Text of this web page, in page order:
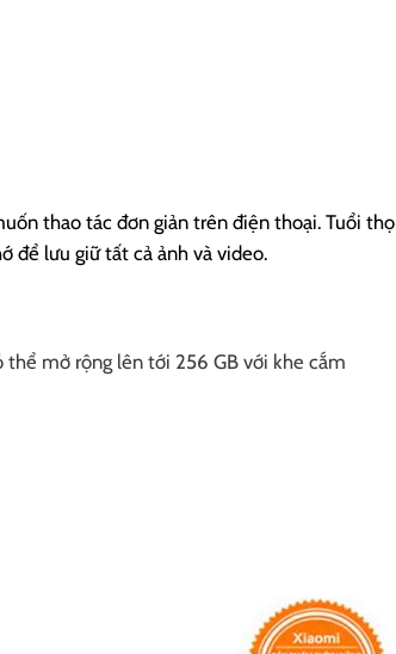
thao tác đơn giản trên điện thoại. Tuổi thọ
để lưu giữ tất cả ảnh và video.
thể mở rộng lên tới 256 GB với khe cắm